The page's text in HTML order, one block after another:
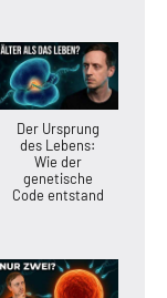
Der Ursprung
des Lebens:
Wie der
genetische
Code entstand